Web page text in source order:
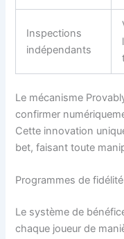
Inspections
indépendants
Le mécanisme
confirmer
Cette innovation
bet, faisant toute
Programmes de
Le système de
chaque joueur de